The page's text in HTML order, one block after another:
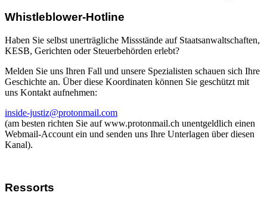
Whistleblower-Hotline
Haben Sie selbst unerträgliche Missstände auf Staatsanwaltschaften,
KESB, Gerichten oder Steuerbehörden erlebt?
Melden Sie uns Ihren Fall und unsere Spezialisten schauen sich Ihre
Geschichte an. Über diese Koordinaten können Sie geschützt mit
uns Kontakt aufnehmen:
inside-justiz@protonmail.com
(am besten richten Sie auf www.protonmail.ch unentgeldlich einen
Webmail-Account ein und senden uns Ihre Unterlagen über diesen
Kanal).
Ressorts